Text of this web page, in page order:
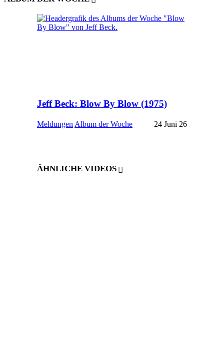
Jeff Beck: Blow By Blow (1975)
Meldungen Album der Woche 24 Juni 26
ÄHNLICHE VIDEOS